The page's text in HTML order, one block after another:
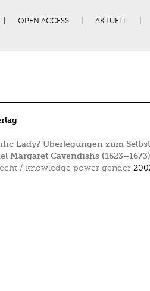
OPEN ACCESS AKTUELL
Lady? Überlegungen zum
Margaret Cavendishs (1623–1673)
/ knowledge power gender